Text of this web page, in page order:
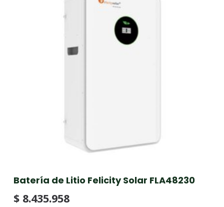
Batería de Litio Felicity Solar FLA48230
$ 8.435.958